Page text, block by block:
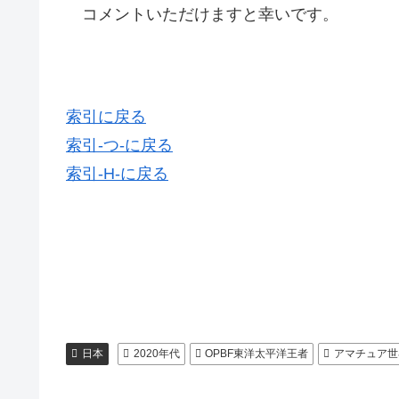
コメントいただけますと幸いです。
索引に戻る
索引-つ-に戻る
索引-H-に戻る
日本 2020年代 OPBF東洋太平洋王者 アマチュア